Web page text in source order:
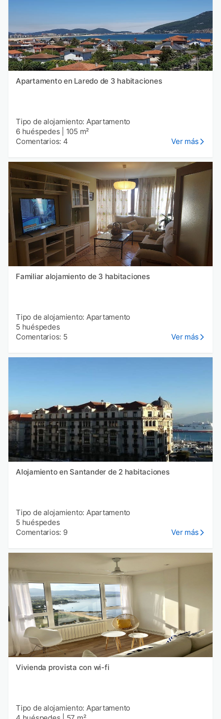
Apartamento en Laredo de 3 habitaciones
Tipo de alojamiento: Apartamento
6 huéspedes
105 m²
Comentarios: 4
Ver más
Familiar alojamiento de 3 habitaciones
Tipo de alojamiento: Apartamento
5 huéspedes
Comentarios: 5
Ver más
Alojamiento en Santander de 2 habitaciones
Tipo de alojamiento: Apartamento
5 huéspedes
Comentarios: 9
Ver más
Vivienda provista con wi-fi
Tipo de alojamiento: Apartamento